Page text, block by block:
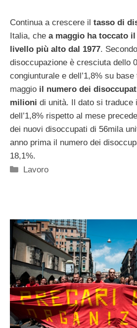
Continua a crescere il tasso di
Italia, che a maggio ha toccato il
livello più alto dal 1977.
disoccupazione è cresciuta dello
congiunturale e dell’1,8% su base
maggio il numero dei
milioni di unità. Il dato si traduce
dell’1,8% rispetto al mese
dei nuovi disoccupati di 56mila
anno prima il numero dei
18,1%.
Categorie
Lavoro